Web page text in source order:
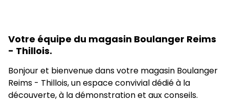
Votre équipe du magasin Boulanger Reims
- Thillois.
Bonjour et bienvenue dans votre magasin Boulanger
Reims - Thillois, un espace convivial dédié à la
découverte, à la démonstration et aux conseils.